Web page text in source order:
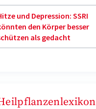
und Depression: SSRI
den Körper besser
als gedacht